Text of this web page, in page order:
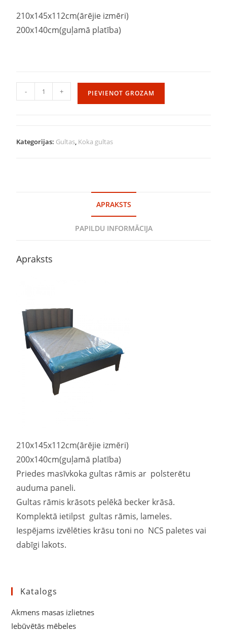
210x145x112cm(ārējie izmēri)
200x140cm(guļamā platība)
- + PIEVIENOT GROZAM
Kategorijas: Gultas, Koka gultas
APRAKSTS
PAPILDU INFORMĀCIJA
Apraksts
210x145x112cm(ārējie izmēri)
200x140cm(guļamā platība)
Priedes masīvkoka gultas rāmis ar polsterētu
auduma paneli.
Gultas rāmis krāsots pelēkā becker krāsā.
Komplektā ietilpst gultas rāmis, lameles.
Iespējams izvēlēties krāsu toni no NCS paletes vai
dabīgi lakots.
Katalogs
Akmens masas izlietnes
Iebūvētās mēbeles